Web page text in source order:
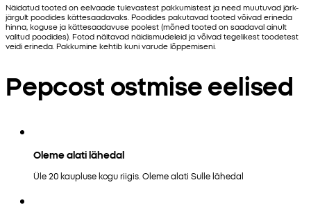
Näidatud tooted on eelvaade tulevastest pakkumistest ja need muutuvad järk-
järgult poodides kättesaadavaks. Poodides pakutavad tooted võivad erineda
hinna, koguse ja kättesaadavuse poolest (mõned tooted on saadaval ainult
valitud poodides). Fotod näitavad näidismudeleid ja võivad tegelikest toodetest
veidi erineda. Pakkumine kehtib kuni varude lõppemiseni.
Pepcost ostmise eelised
Oleme alati lähedal
Üle 20 kaupluse kogu riigis. Oleme alati Sulle lähedal